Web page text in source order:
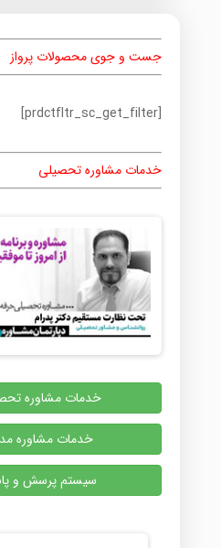
جست و جوی محصولات پرواز
[prdctfltr_sc_get_filter]
خدمات مشاوره تحصیلی
خدمات مشاوره
خدمات مشاوره
سیستم پرسش و